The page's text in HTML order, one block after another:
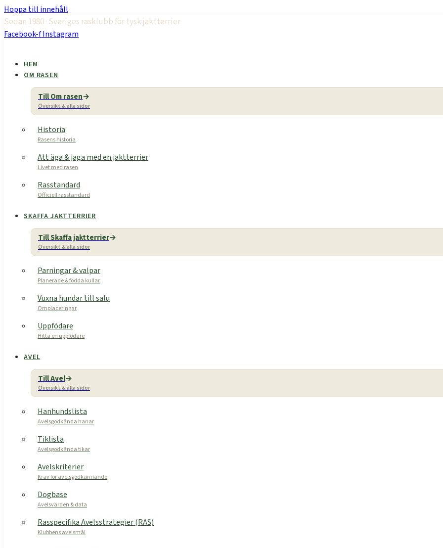
Hoppa till innehåll
Sedan 1980 · Sveriges rasklubb för tysk jaktterrier
Facebook-fInstagram
HEM
OM RASEN
Till Om rasen
Översikt & alla sidor
Historia
Rasens historia
Att äga & jaga med en jaktterrier
Livet med rasen
Rasstandard
Officiell rasstandard
SKAFFA JAKTTERRIER
Till Skaffa jaktterrier
Översikt & alla sidor
Parningar & valpar
Planerade & födda kullar
Vuxna hundar till salu
Omplaceringar
Uppfödare
Hitta en uppfödare
AVEL
Till Avel
Översikt & alla sidor
Hanhundslista
Avelsgodkända hanar
Tiklista
Avelsgodkända tikar
Avelskriterier
Krav för avelsgodkännande
Dogbase
Avelsvärden & data
Rasspecifika Avelsstrategier (RAS)
Klubbens avelsmål